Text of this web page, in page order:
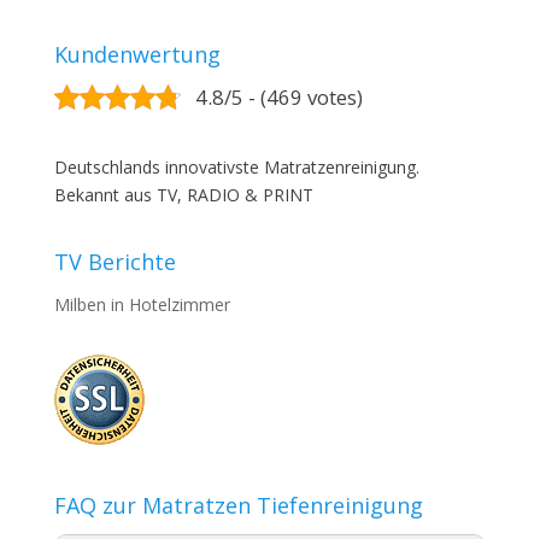
Kundenwertung
4.8/5 - (469 votes)
Deutschlands innovativste Matratzenreinigung.
Bekannt aus TV, RADIO & PRINT
TV Berichte
Milben in Hotelzimmer
FAQ zur Matratzen Tiefenreinigung